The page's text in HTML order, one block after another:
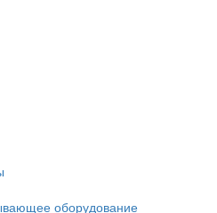
оборудование